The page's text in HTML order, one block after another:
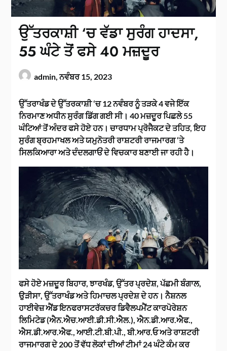
ਉੱਤਰਕਾਸ਼ੀ ‘ਚ ਵੱਡਾ ਸੁਰੰਗ ਹਾਦਸਾ,
55 ਘੰਟੇ ਤੋਂ ਫਸੇ 40 ਮਜ਼ਦੂਰ
admin,ਨਵੰਬਰ 15, 2023
ਉੱਤਰਾਖੰਡ ਦੇ ਉੱਤਰਕਾਸ਼ੀ ‘ਚ 12 ਨਵੰਬਰ ਨੂੰ ਤੜਕੇ 4 ਵਜੇ ਇੱਕ
ਨਿਰਮਾਣ ਅਧੀਨ ਸੁਰੰਗ ਡਿੱਗ ਗਈ ਸੀ। 40 ਮਜ਼ਦੂਰ ਪਿਛਲੇ 55
ਘੰਟਿਆਂ ਤੋਂ ਅੰਦਰ ਫਸੇ ਹੋਏ ਹਨ। ਚਾਰਧਾਮ ਪ੍ਰੋਜੈਕਟ ਦੇ ਤਹਿਤ, ਇਹ
ਸੁਰੰਗ ਬ੍ਰਹਮਾਖਲ ਅਤੇ ਯਮੁਨੋਤਰੀ ਰਾਸ਼ਟਰੀ ਰਾਜਮਾਰਗ ‘ਤੇ
ਸਿਲਕਿਆਰਾ ਅਤੇ ਦੰਦਲਗਾਓਂ ਦੇ ਵਿਚਕਾਰ ਬਣਾਈ ਜਾ ਰਹੀ ਹੈ।
ਫਸੇ ਹੋਏ ਮਜ਼ਦੂਰ ਬਿਹਾਰ, ਝਾਰਖੰਡ, ਉੱਤਰ ਪ੍ਰਦੇਸ਼, ਪੱਛਮੀ ਬੰਗਾਲ,
ਉੜੀਸਾ, ਉੱਤਰਾਖੰਡ ਅਤੇ ਹਿਮਾਚਲ ਪ੍ਰਦੇਸ਼ ਦੇ ਹਨ। ਨੈਸ਼ਨਲ
ਹਾਈਵੇਜ਼ ਐਂਡ ਇਨਫਰਾਸਟਰੱਕਚਰ ਡਿਵੈਲਪਮੈਂਟ ਕਾਰਪੋਰੇਸ਼ਨ
ਲਿਮਿਟੇਡ (ਐਨ.ਐਚ.ਆਈ.ਡੀ.ਸੀ.ਐਲ.), ਐਨ.ਡੀ.ਆਰ.ਐਫ.,
ਐਸ.ਡੀ.ਆਰ.ਐਫ., ਆਈ.ਟੀ.ਬੀ.ਪੀ., ਬੀ.ਆਰ.ਓ ਅਤੇ ਰਾਸ਼ਟਰੀ
ਰਾਜਮਾਰਗ ਦੇ 200 ਤੋਂ ਵੱਧ ਲੋਕਾਂ ਦੀਆਂ ਟੀਮਾਂ 24 ਘੰਟੇ ਕੰਮ ਕਰ